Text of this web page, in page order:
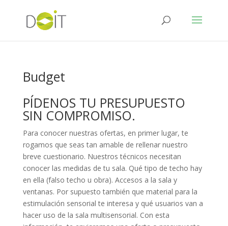
Budget
PÍDENOS TU PRESUPUESTO
SIN COMPROMISO.
Para conocer nuestras ofertas, en primer lugar, te
rogamos que seas tan amable de rellenar nuestro
breve cuestionario. Nuestros técnicos necesitan
conocer las medidas de tu sala. Qué tipo de techo hay
en ella (falso techo u obra). Accesos a la sala y
ventanas. Por supuesto también que material para la
estimulación sensorial te interesa y qué usuarios van a
hacer uso de la sala multisensorial. Con esta